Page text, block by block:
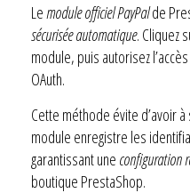
Le module officiel PayPalde
sécurisée automatique. Cliquez
module, puis autorisez
OAuth.
Cette méthode évite d’avoir
module enregistre les
garantissant une configuration
boutique PrestaShop.